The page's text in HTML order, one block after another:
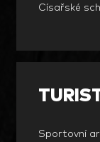
Císařské
Sportovní